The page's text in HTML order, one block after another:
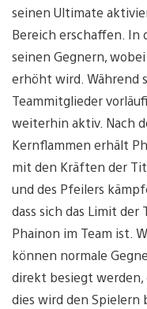
seinen Ultimate
Bereich erschaffen. In
seinen Gegnern,
erhöht wird. Während
Teammitglieder
weiterhin aktiv. Nach
Kernflammen erhält
mit den Kräften der
und des Pfeilers
dass sich das Limit
Phainon im Team ist.
können normale
direkt besiegt werden,
dies wird den Spielern